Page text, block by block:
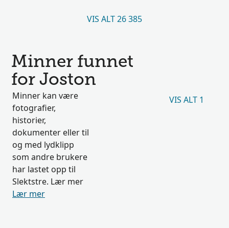
VIS ALT 26 385
Minner funnet
for Joston
Minner kan være
fotografier,
historier,
dokumenter eller til
og med lydklipp
som andre brukere
har lastet opp til
Slektstre. Lær mer
Lær mer
VIS ALT 1